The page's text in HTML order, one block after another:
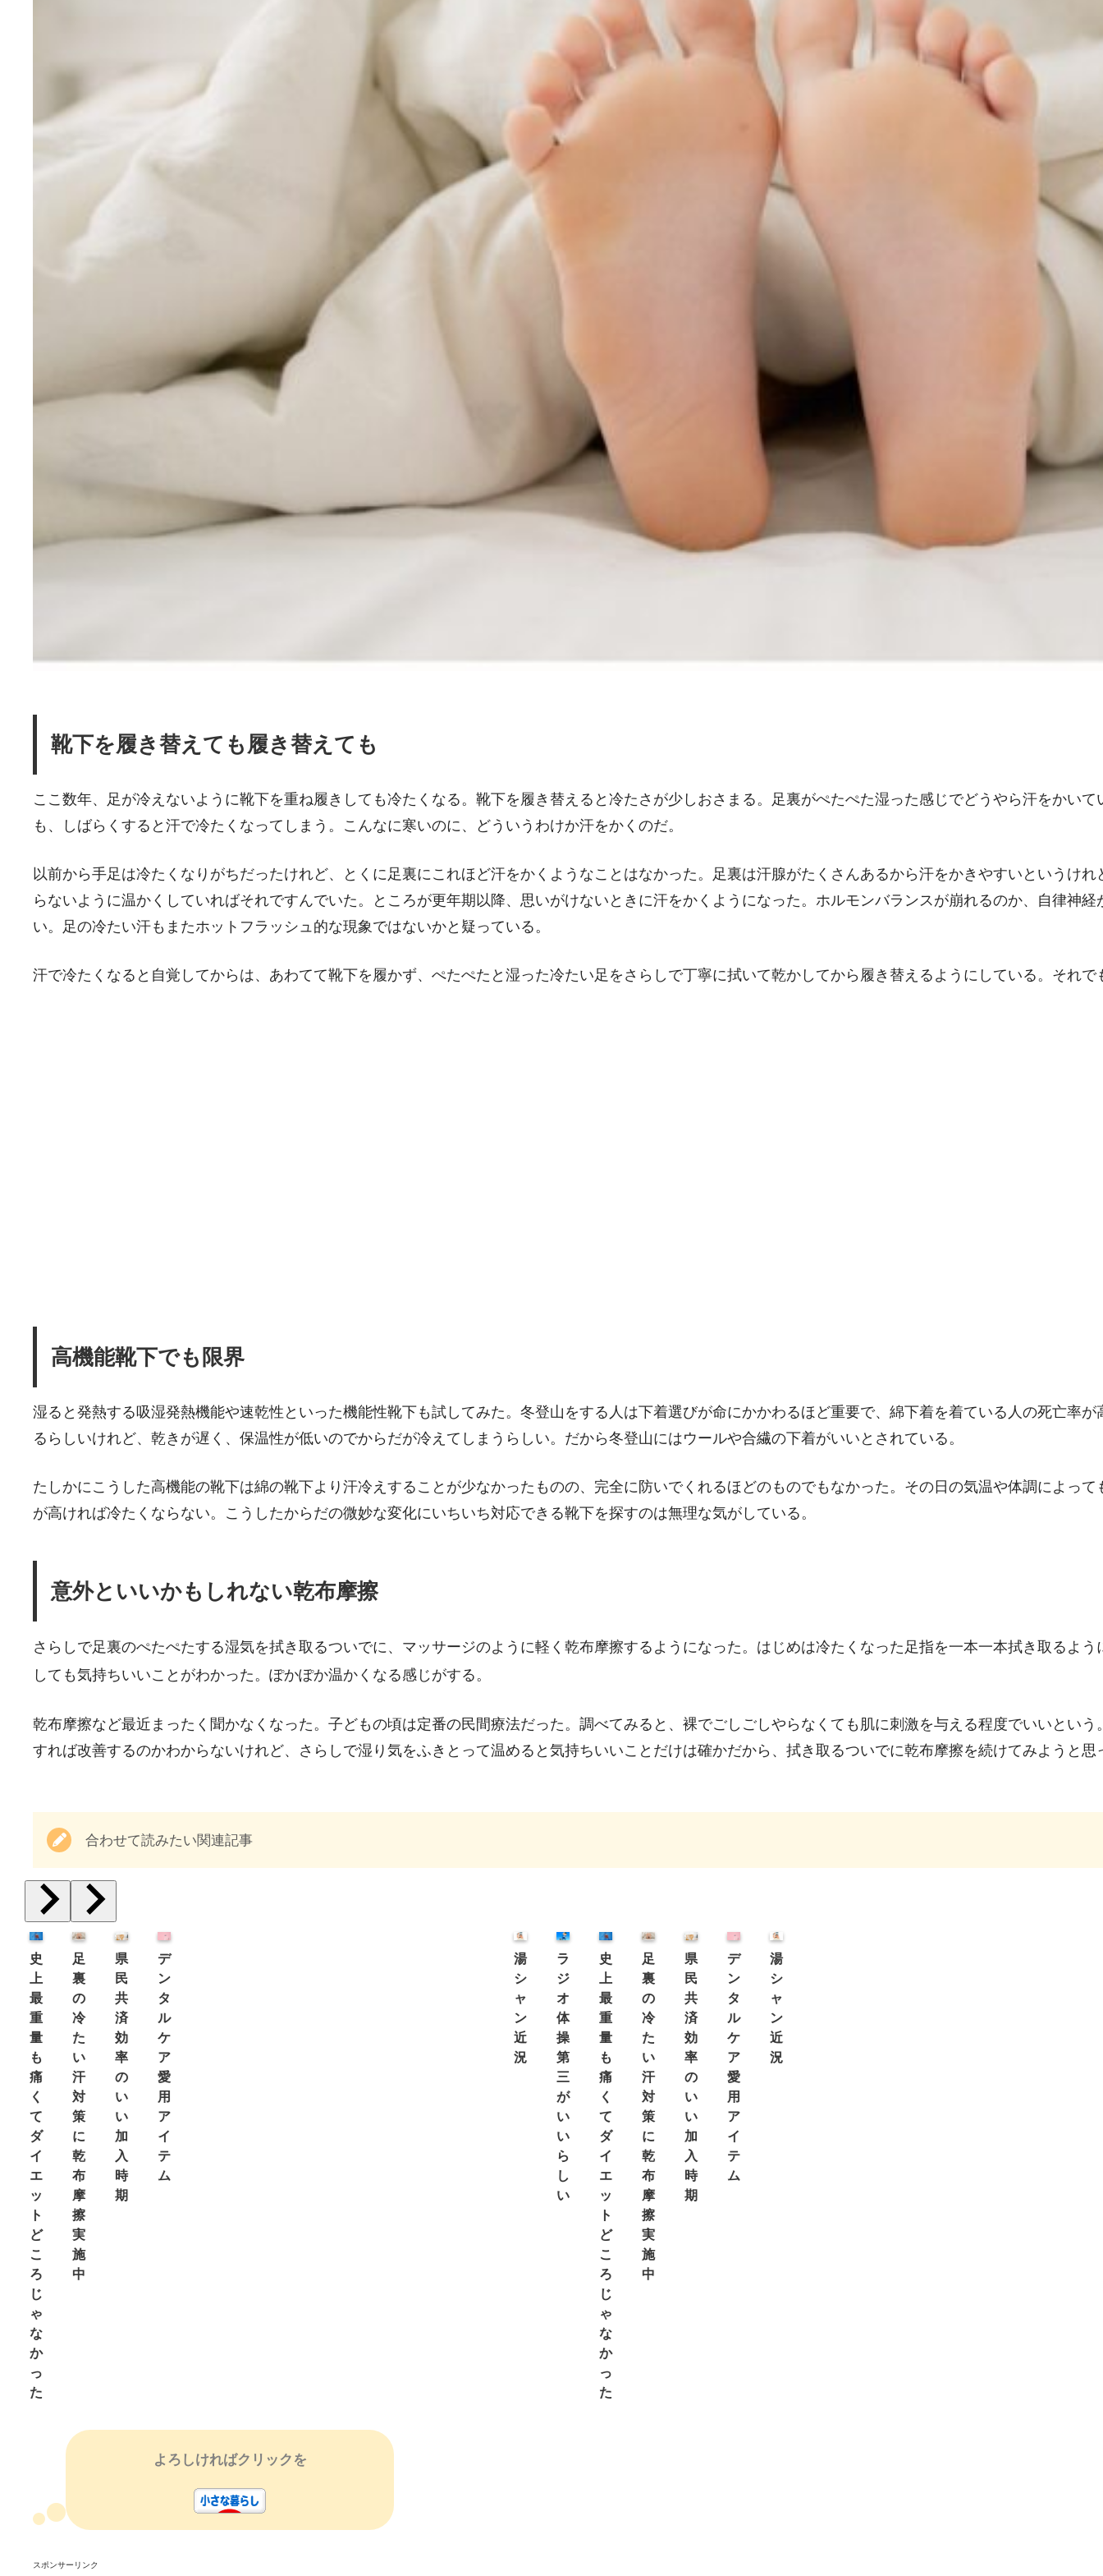
靴下を履き替えても履き替えても
ここ数年、足が冷えないように靴下を重ね履きしても冷たくなる。靴下を履き替えると冷たさが少しおさまる。足裏がぺたぺた湿った感じでどうやら汗をかい
も、しばらくすると汗で冷たくなってしまう。こんなに寒いのに、どういうわけか汗をかくのだ。
以前から手足は冷たくなりがちだったけれど、とくに足裏にこれほど汗をかくようなことはなかった。足裏は汗腺がたくさんあるから汗をかきやすいというけ
らないように温かくしていればそれですんでいた。ところが更年期以降、思いがけないときに汗をかくようになった。ホルモンバランスが崩れるのか、自律神
い。足の冷たい汗もまたホットフラッシュ的な現象ではないかと疑っている。
汗で冷たくなると自覚してからは、あわてて靴下を履かず、ぺたぺたと湿った冷たい足をさらしで丁寧に拭いて乾かしてから履き替えるようにしている。それ
高機能靴下でも限界
湿ると発熱する吸湿発熱機能や速乾性といった機能性靴下も試してみた。冬登山をする人は下着選びが命にかかわるほど重要で、綿下着を着ている人の死亡率
るらしいけれど、乾きが遅く、保温性が低いのでからだが冷えてしまうらしい。だから冬登山にはウールや合繊の下着がいいとされている。
たしかにこうした高機能の靴下は綿の靴下より汗冷えすることが少なかったものの、完全に防いでくれるほどのものでもなかった。その日の気温や体調によっ
が高ければ冷たくならない。こうしたからだの微妙な変化にいちいち対応できる靴下を探すのは無理な気がしている。
意外といいかもしれない乾布摩擦
さらしで足裏のぺたぺたする湿気を拭き取るついでに、マッサージのように軽く乾布摩擦するようになった。はじめは冷たくなった足指を一本一本拭き取るよ
しても気持ちいいことがわかった。ぽかぽか温かくなる感じがする。
乾布摩擦など最近まったく聞かなくなった。子どもの頃は定番の民間療法だった。調べてみると、裸でごしごしやらなくても肌に刺激を与える程度でいいとい
すれば改善するのかわからないけれど、さらしで湿り気をふきとって温めると気持ちいいことだけは確かだから、拭き取るついでに乾布摩擦を続けてみようと思
合わせて読みたい関連記事
史
上
最
重
量
も
痛
く
て
ダ
イ
エ
ッ
ト
ど
こ
ろ
じ
ゃ
な
か
っ
た
足
裏
の
冷
た
い
汗
対
策
に
乾
布
摩
擦
実
施
中
県
民
共
済
効
率
の
い
い
加
入
時
期
デ
ン
タ
ル
ケ
ア
愛
用
ア
イ
テ
ム
湯
シ
ャ
ン
近
況
ラ
ジ
オ
体
操
第
三
が
い
い
ら
し
い
史
上
最
重
量
も
痛
く
て
ダ
イ
エ
ッ
ト
ど
こ
ろ
じ
ゃ
な
か
っ
た
足
裏
の
冷
た
い
汗
対
策
に
乾
布
摩
擦
実
施
中
県
民
共
済
効
率
の
い
い
加
入
時
期
デ
ン
タ
ル
ケ
ア
愛
用
ア
イ
テ
ム
湯
シ
ャ
ン
近
況
よろしければクリックを
スポンサーリンク